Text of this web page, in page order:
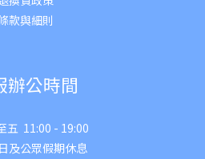
款與細則
辦公時間
五 11:00 - 19:00
及公眾假期休息